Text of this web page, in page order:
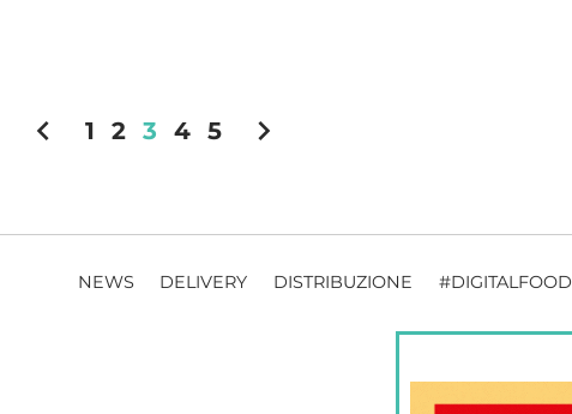
chevron_left 1 2 3 4 5 chevron_right
NEWS DELIVERY DISTRIBUZIONE #DIGITALFOOD